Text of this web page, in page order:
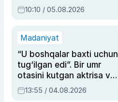
hukmi o‘qildi
10:10 / 05.08.2026
Madaniyat
“U boshqalar baxti uchun
tug‘ilgan edi”. Bir umr
otasini kutgan aktrisa va
dublyaj ustasi Rimma
Ahmedovaning
13:55 / 04.08.2026